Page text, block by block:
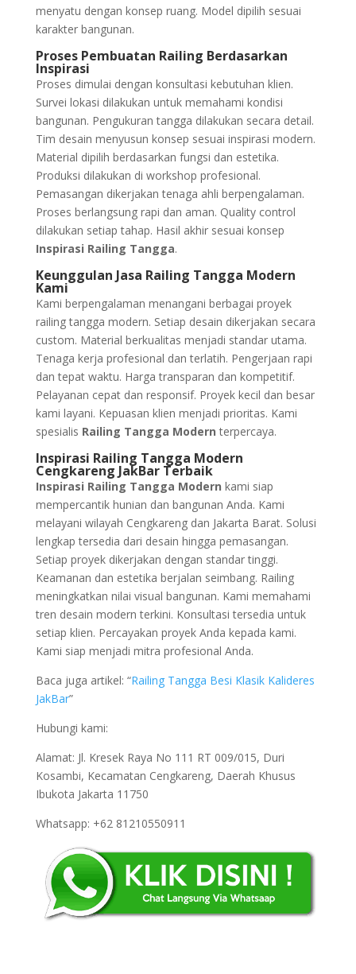
menyatu dengan konsep ruang. Model dipilih sesuai
karakter bangunan.
Proses Pembuatan Railing Berdasarkan
Inspirasi
Proses dimulai dengan konsultasi kebutuhan klien.
Survei lokasi dilakukan untuk memahami kondisi
bangunan. Pengukuran tangga dilakukan secara detail.
Tim desain menyusun konsep sesuai inspirasi modern.
Material dipilih berdasarkan fungsi dan estetika.
Produksi dilakukan di workshop profesional.
Pemasangan dikerjakan tenaga ahli berpengalaman.
Proses berlangsung rapi dan aman. Quality control
dilakukan setiap tahap. Hasil akhir sesuai konsep
Inspirasi Railing Tangga.
Keunggulan Jasa Railing Tangga Modern
Kami
Kami berpengalaman menangani berbagai proyek
railing tangga modern. Setiap desain dikerjakan secara
custom. Material berkualitas menjadi standar utama.
Tenaga kerja profesional dan terlatih. Pengerjaan rapi
dan tepat waktu. Harga transparan dan kompetitif.
Pelayanan cepat dan responsif. Proyek kecil dan besar
kami layani. Kepuasan klien menjadi prioritas. Kami
spesialis Railing Tangga Modern terpercaya.
Inspirasi Railing Tangga Modern
Cengkareng JakBar Terbaik
Inspirasi Railing Tangga Modern kami siap
mempercantik hunian dan bangunan Anda. Kami
melayani wilayah Cengkareng dan Jakarta Barat. Solusi
lengkap tersedia dari desain hingga pemasangan.
Setiap proyek dikerjakan dengan standar tinggi.
Keamanan dan estetika berjalan seimbang. Railing
meningkatkan nilai visual bangunan. Kami memahami
tren desain modern terkini. Konsultasi tersedia untuk
setiap klien. Percayakan proyek Anda kepada kami.
Kami siap menjadi mitra profesional Anda.
Baca juga artikel: “Railing Tangga Besi Klasik Kalideres
JakBar”
Hubungi kami:
Alamat: Jl. Kresek Raya No 111 RT 009/015, Duri
Kosambi, Kecamatan Cengkareng, Daerah Khusus
Ibukota Jakarta 11750
Whatsapp: +62 81210550911